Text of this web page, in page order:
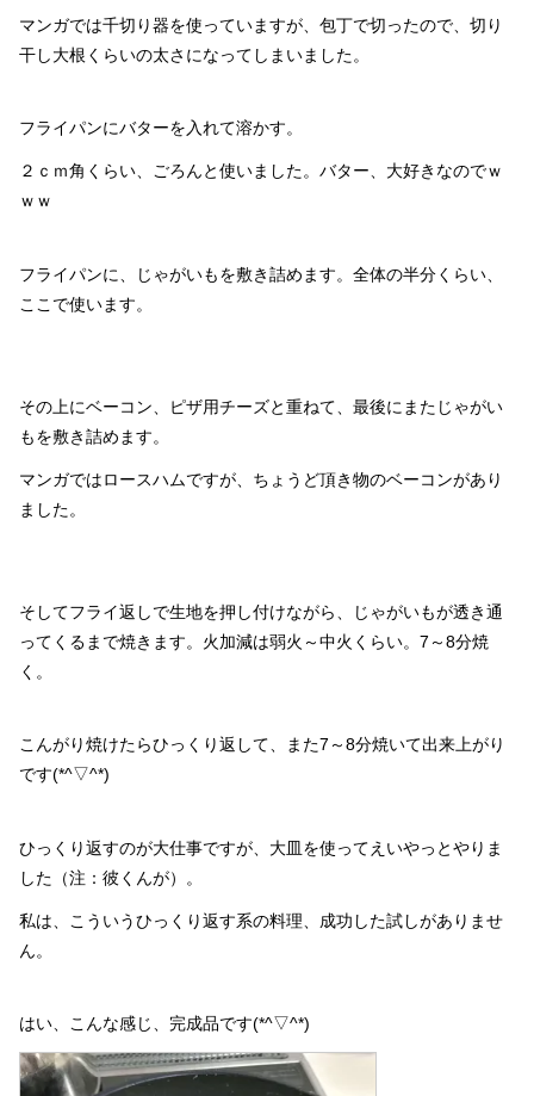
マンガでは千切り器を使っていますが、包丁で切ったので、切り
干し大根くらいの太さになってしまいました。
フライパンにバターを入れて溶かす。
２ｃｍ角くらい、ごろんと使いました。バター、大好きなのでｗ
ｗｗ
フライパンに、じゃがいもを敷き詰めます。全体の半分くらい、
ここで使います。
その上にベーコン、ピザ用チーズと重ねて、最後にまたじゃがい
もを敷き詰めます。
マンガではロースハムですが、ちょうど頂き物のベーコンがあり
ました。
そしてフライ返しで生地を押し付けながら、じゃがいもが透き通
ってくるまで焼きます。火加減は弱火～中火くらい。7～8分焼
く。
こんがり焼けたらひっくり返して、また7～8分焼いて出来上がり
です(*^▽^*)
ひっくり返すのが大仕事ですが、大皿を使ってえいやっとやりま
した（注：彼くんが）。
私は、こういうひっくり返す系の料理、成功した試しがありませ
ん。
はい、こんな感じ、完成品です(*^▽^*)